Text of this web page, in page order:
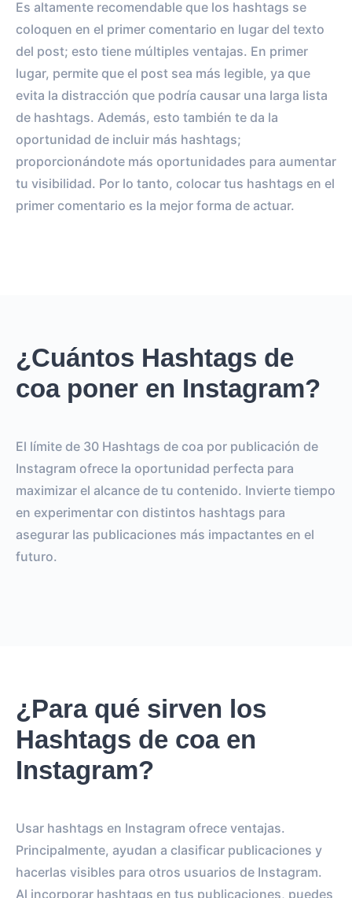
Es altamente recomendable que los hashtags se
coloquen en el primer comentario en lugar del texto
del post; esto tiene múltiples ventajas. En primer
lugar, permite que el post sea más legible, ya que
evita la distracción que podría causar una larga lista
de hashtags. Además, esto también te da la
oportunidad de incluir más hashtags;
proporcionándote más oportunidades para aumentar
tu visibilidad. Por lo tanto, colocar tus hashtags en el
primer comentario es la mejor forma de actuar.
¿Cuántos Hashtags de
coa poner en Instagram?
El límite de 30 Hashtags de coa por publicación de
Instagram ofrece la oportunidad perfecta para
maximizar el alcance de tu contenido. Invierte tiempo
en experimentar con distintos hashtags para
asegurar las publicaciones más impactantes en el
futuro.
¿Para qué sirven los
Hashtags de coa en
Instagram?
Usar hashtags en Instagram ofrece ventajas.
Principalmente, ayudan a clasificar publicaciones y
hacerlas visibles para otros usuarios de Instagram.
Al incorporar hashtags en tus publicaciones, puedes